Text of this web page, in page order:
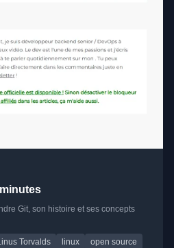
Git, son histoire et ses concepts
Torvalds linux open source